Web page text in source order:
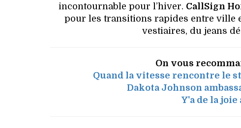
incontournable pour l’hiver. CallSign
pour les transitions rapides entre ville
vestiaires, du jeans
On vous
Quand la vitesse rencontre le
Dakota Johnson
Y'a de la joie